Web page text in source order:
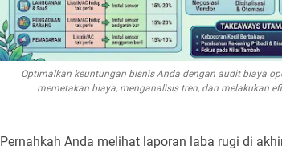
Optimalkan keuntungan bisnis Anda dengan audit biaya
memetakan biaya, menganalisis tren, dan melakukan
Pernahkah Anda melihat laporan laba rugi di